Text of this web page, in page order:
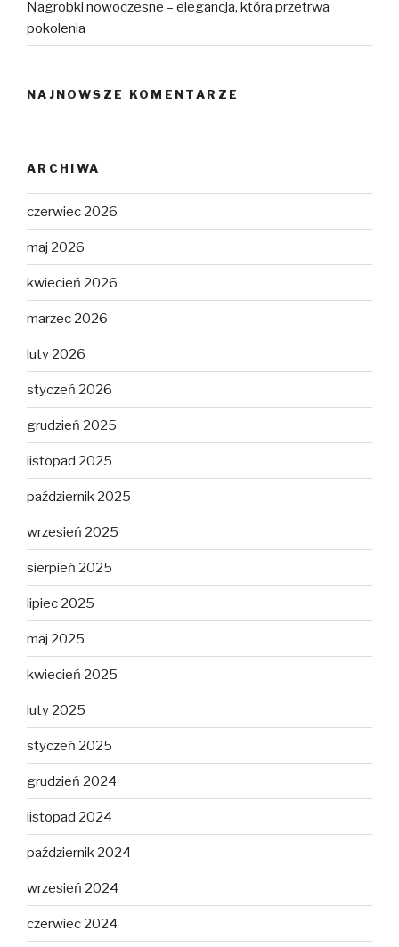
Nagrobki nowoczesne – elegancja, która przetrwa
pokolenia
NAJNOWSZE KOMENTARZE
ARCHIWA
czerwiec 2026
maj 2026
kwiecień 2026
marzec 2026
luty 2026
styczeń 2026
grudzień 2025
listopad 2025
październik 2025
wrzesień 2025
sierpień 2025
lipiec 2025
maj 2025
kwiecień 2025
luty 2025
styczeń 2025
grudzień 2024
listopad 2024
październik 2024
wrzesień 2024
czerwiec 2024